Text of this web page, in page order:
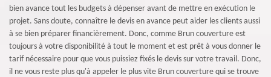
bien avance tout les budgets à dépenser avant de mettre en exécution le
projet. Sans doute, connaître le devis en avance peut aider les clients aussi
à se bien préparer financièrement. Donc, comme Brun couverture est
toujours à votre disponibilité à tout le moment et est prêt à vous donner le
tarif nécessaire pour que vous puissiez fixés le devis sur votre travail. Donc,
il ne vous reste plus qu'à appeler le plus vite Brun couverture qui se trouve